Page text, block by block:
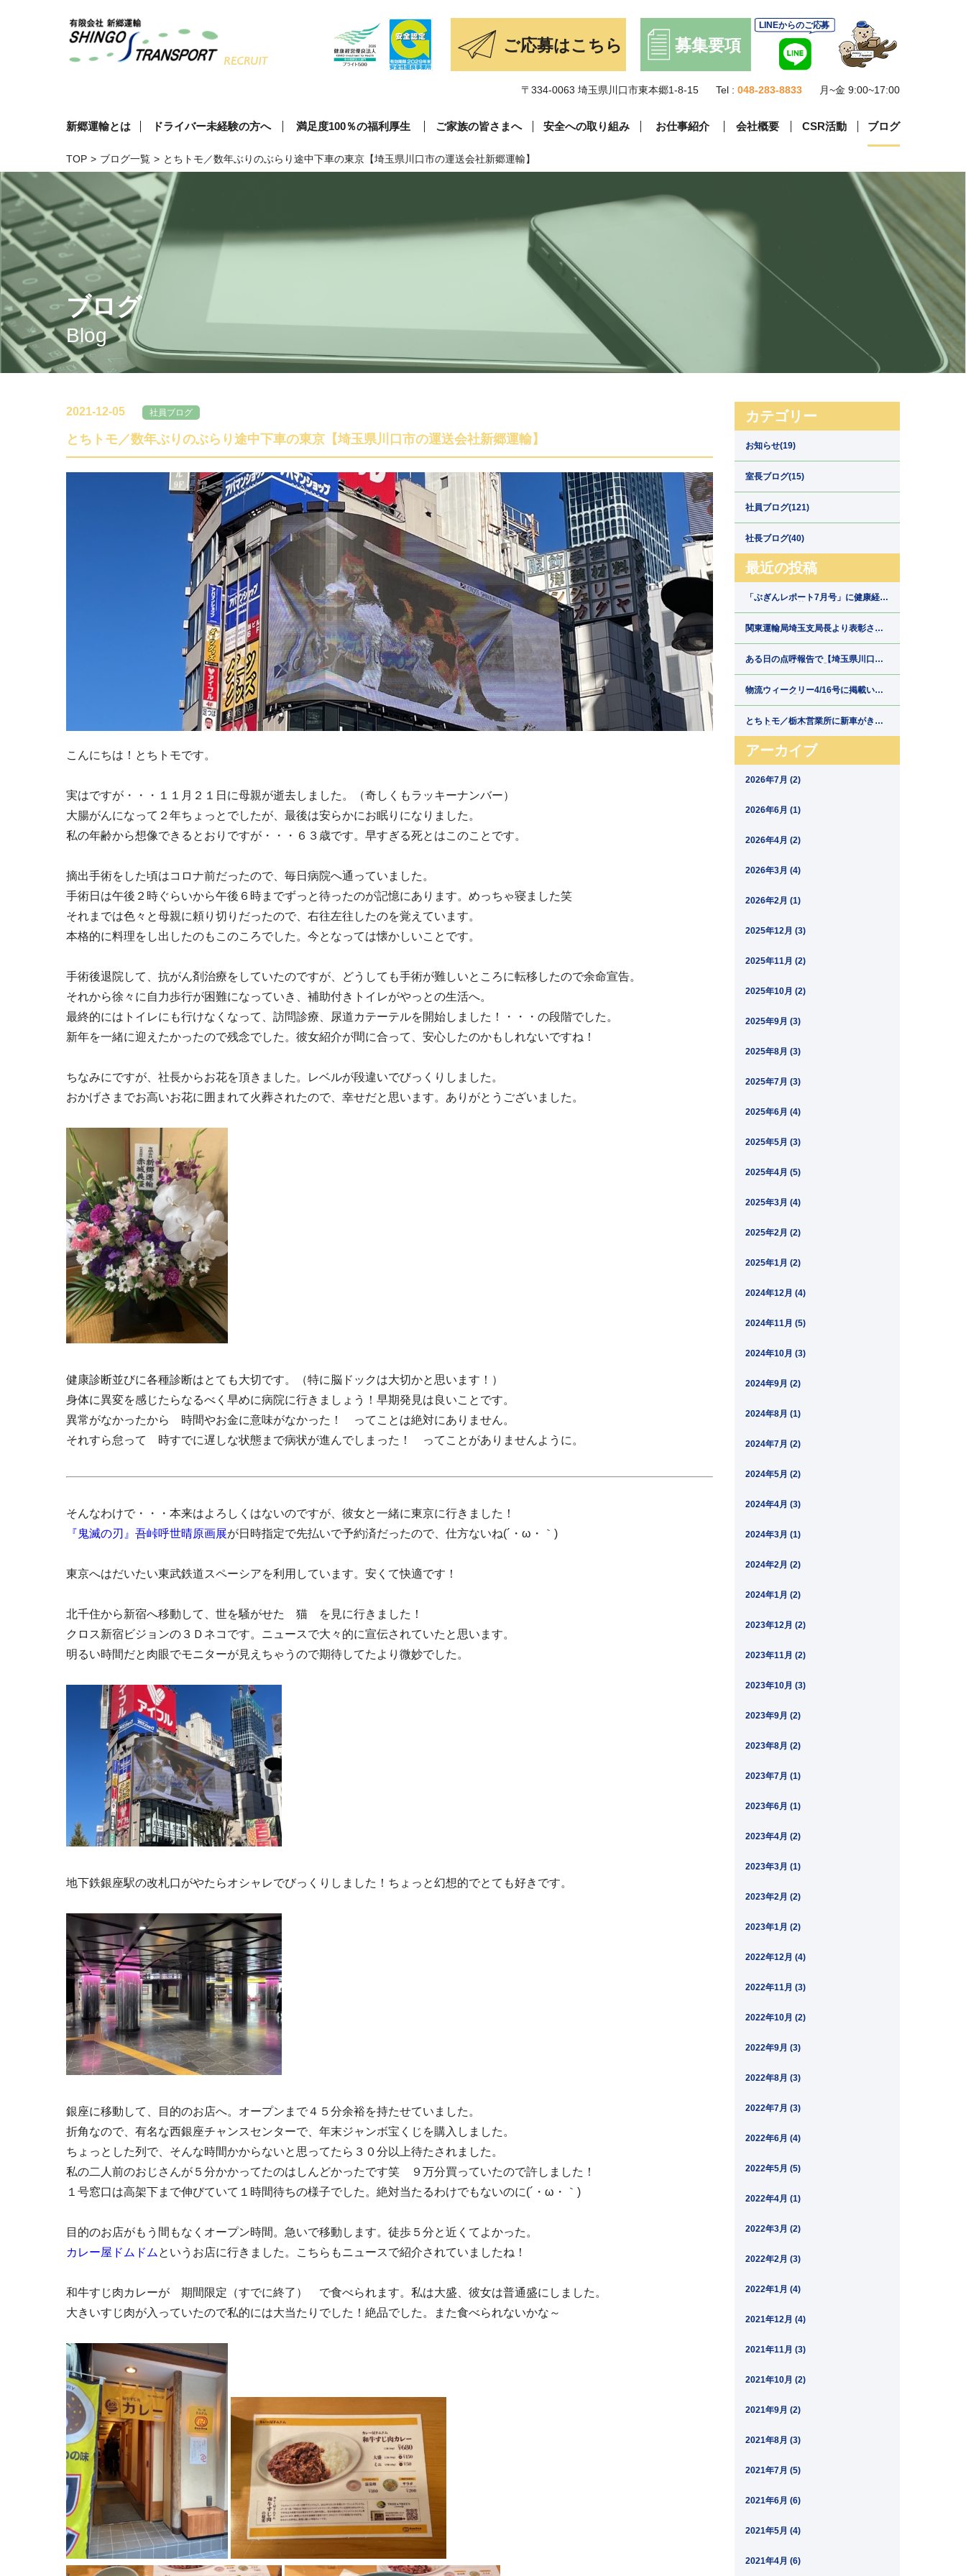
〒334-0063 埼玉県川口市東本郷1-8-15 Tel : 048-283-8833 月~金 9:00~17:00
新郷運輸とは ドライバー未経験の方へ 満足度100％の福利厚生 ご家族の皆さまへ 安全への取り組み お仕事紹介 会社概要 CSR活動 ブログ
TOP > ブログ一覧 > とちトモ／数年ぶりのぶらり途中下車の東京【埼玉県川口市の運送会社新郷運輸】
ブログ
Blog
2021-12-05 社員ブログ
とちトモ／数年ぶりのぶらり途中下車の東京【埼玉県川口市の運送会社新郷運輸】
こんにちは！とちトモです。
実はですが・・・１１月２１日に母親が逝去しました。（奇しくもラッキーナンバー）
大腸がんになって２年ちょっとでしたが、最後は安らかにお眠りになりました。
私の年齢から想像できるとおりですが・・・６３歳です。早すぎる死とはこのことです。
摘出手術をした頃はコロナ前だったので、毎日病院へ通っていました。
手術日は午後２時ぐらいから午後６時までずっと待ったのが記憶にあります。めっちゃ寝ました笑
それまでは色々と母親に頼り切りだったので、右往左往したのを覚えています。
本格的に料理をし出したのもこのころでした。今となっては懐かしいことです。
手術後退院して、抗がん剤治療をしていたのですが、どうしても手術が難しいところに転移したので余命宣告。
それから徐々に自力歩行が困難になっていき、補助付きトイレがやっとの生活へ。
最終的にはトイレにも行けなくなって、訪問診療、尿道カテーテルを開始しました！・・・の段階でした。
新年を一緒に迎えたかったので残念でした。彼女紹介が間に合って、安心したのかもしれないですね！
ちなみにですが、社長からお花を頂きました。レベルが段違いでびっくりしました。
おかげさまでお高いお花に囲まれて火葬されたので、幸せだと思います。ありがとうございました。
健康診断並びに各種診断はとても大切です。（特に脳ドックは大切かと思います！）
身体に異変を感じたらなるべく早めに病院に行きましょう！早期発見は良いことです。
異常がなかったから 時間やお金に意味がなかった！ ってことは絶対にありません。
それすら怠って 時すでに遅しな状態まで病状が進んでしまった！ ってことがありませんように。
そんなわけで・・・本来はよろしくはないのですが、彼女と一緒に東京に行きました！
『鬼滅の刃』吾峠呼世晴原画展が日時指定で先払いで予約済だったので、仕方ないね(´・ω・｀)
東京へはだいたい東武鉄道スペーシアを利用しています。安くて快適です！
北千住から新宿へ移動して、世を騒がせた 猫 を見に行きました！
クロス新宿ビジョンの３Ｄネコです。ニュースで大々的に宣伝されていたと思います。
明るい時間だと肉眼でモニターが見えちゃうので期待してたより微妙でした。
地下鉄銀座駅の改札口がやたらオシャレでびっくりしました！ちょっと幻想的でとても好きです。
銀座に移動して、目的のお店へ。オープンまで４５分余裕を持たせていました。
折角なので、有名な西銀座チャンスセンターで、年末ジャンボ宝くじを購入しました。
ちょっとした列で、そんな時間かからないと思ってたら３０分以上待たされました。
私の二人前のおじさんが５分かかってたのはしんどかったです笑 ９万分買っていたので許しました！
１号窓口は高架下まで伸びていて１時間待ちの様子でした。絶対当たるわけでもないのに(´・ω・｀)
目的のお店がもう間もなくオープン時間。急いで移動します。徒歩５分と近くてよかった。
カレー屋ドムドム というお店に行きました。こちらもニュースで紹介されていましたね！
和牛すじ肉カレーが 期間限定（すでに終了） で食べられます。私は大盛、彼女は普通盛にしました。
大きいすじ肉が入っていたので私的には大当たりでした！絶品でした。また食べられないかな～
カテゴリー
お知らせ(19)
室長ブログ(15)
社員ブログ(121)
社長ブログ(40)
最近の投稿
「ぶぎんレポート7月号」に健康経営
川口市の運送会社新郷運輸】
関東運輸局埼玉支局長より表彰され
郷運輸】
ある日の点呼報告で【埼玉県川口市
物流ウィークリー4/16号に掲載いた
社新郷運輸】
とちトモ／栃木営業所に新車がきま
運輸】
アーカイブ
2026年7月 (2)
2026年6月 (1)
2026年4月 (2)
2026年3月 (4)
2026年2月 (1)
2025年12月 (3)
2025年11月 (2)
2025年10月 (2)
2025年9月 (3)
2025年8月 (3)
2025年7月 (3)
2025年6月 (4)
2025年5月 (3)
2025年4月 (5)
2025年3月 (4)
2025年2月 (2)
2025年1月 (2)
2024年12月 (4)
2024年11月 (5)
2024年10月 (3)
2024年9月 (2)
2024年8月 (1)
2024年7月 (2)
2024年5月 (2)
2024年4月 (3)
2024年3月 (1)
2024年2月 (2)
2024年1月 (2)
2023年12月 (2)
2023年11月 (2)
2023年10月 (3)
2023年9月 (2)
2023年8月 (2)
2023年7月 (1)
2023年6月 (1)
2023年4月 (2)
2023年3月 (1)
2023年2月 (2)
2023年1月 (2)
2022年12月 (4)
2022年11月 (3)
2022年10月 (2)
2022年9月 (3)
2022年8月 (3)
2022年7月 (3)
2022年6月 (4)
2022年5月 (5)
2022年4月 (1)
2022年3月 (2)
2022年2月 (3)
2022年1月 (4)
2021年12月 (4)
2021年11月 (3)
2021年10月 (2)
2021年9月 (2)
2021年8月 (3)
2021年7月 (5)
2021年6月 (6)
2021年5月 (4)
2021年4月 (6)